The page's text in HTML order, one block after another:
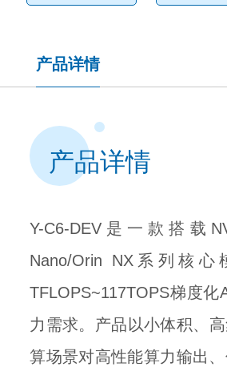
产品详情
产品详情
Y-C6-DEV是一款搭载
Nano/Orin NX系列核
TFLOPS~117TOPS梯度
力需求。产品以小体积、
算场景对高性能算力输出